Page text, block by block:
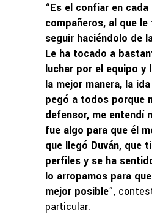
“Es el confiar en
compañeros, al que
seguir haciéndolo de
Le ha tocado a
luchar por el equipo y
la mejor manera, la
pegó a todos porque
defensor, me entendí
fue algo para que él
que llegó Duván, que
perfiles y se ha
lo arropamos para
mejor posible”,
particular.